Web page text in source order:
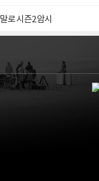
로 시즌2 암시